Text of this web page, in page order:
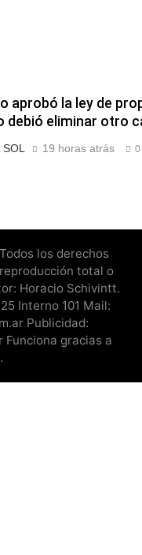
aprobó la ley de
debió eliminar otro
19 horas atrás 0
los derechos
total o
Horacio Schivintt.
Interno 101 Mail:
Publicidad:
Funciona gracias a
.